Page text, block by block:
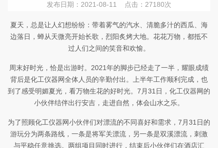
发布日期：2021-08-11 点击：27180次
夏天，总是让人幻想纷纷：带着雾气的汽水、清脆多汁的西瓜、海
边落日，蝉从天微亮开始长歌，烈阳炙烤大地。花花万物，都抵不
过人们之间的笑音和欢愉。
周末好时光，恰是出游时。2021年的脚步已经走了一半，耀眼成绩
背后是化工仪器网全体人员的辛勤付出。上半年工作顺利完成，也
到了感受明媚夏光，看万物生花的好时光。7月31日，化工仪器网的
小伙伴结伴出行安吉，走进自然，体会山水之乐。
为了照顾化工仪器网小伙伴们对漂流的不同喜好和需求，7月31日的
游玩分为两条路线，一条是将军关漂流，另一条是双溪漂流，刺激
与平稳任意挑选。两组项目同时进行，结束后小伙伴们在酒店汇